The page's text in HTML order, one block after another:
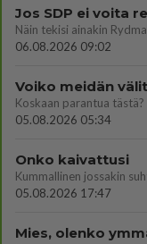
06.08.2026 09:02
Voiko meidän välit
Koskaan parantua tästä?
05.08.2026 05:34
Onko kaivattusi
Kummallinen jossakin
05.08.2026 17:47
Mies, olenko